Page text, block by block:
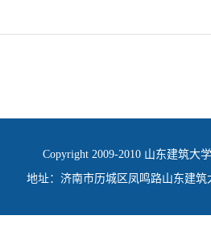
Copyright 2009-2010 山东建筑大
地址：济南市历城区凤鸣路山东建